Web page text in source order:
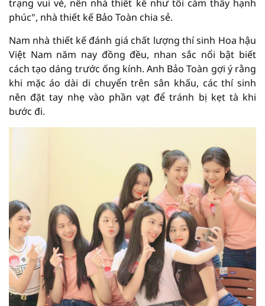
trạng vui vẻ, nên nhà thiết kế như tôi cảm thấy hạnh
phúc", nhà thiết kế Bảo Toàn chia sẻ.
Nam nhà thiết kế đánh giá chất lượng thí sinh Hoa hậu
Việt Nam năm nay đồng đều, nhan sắc nổi bật biết
cách tạo dáng trước ống kính. Anh Bảo Toàn gợi ý rằng
khi mặc áo dài di chuyển trên sân khấu, các thí sinh
nên đặt tay nhẹ vào phần vạt để tránh bị kẹt tà khi
bước đi.